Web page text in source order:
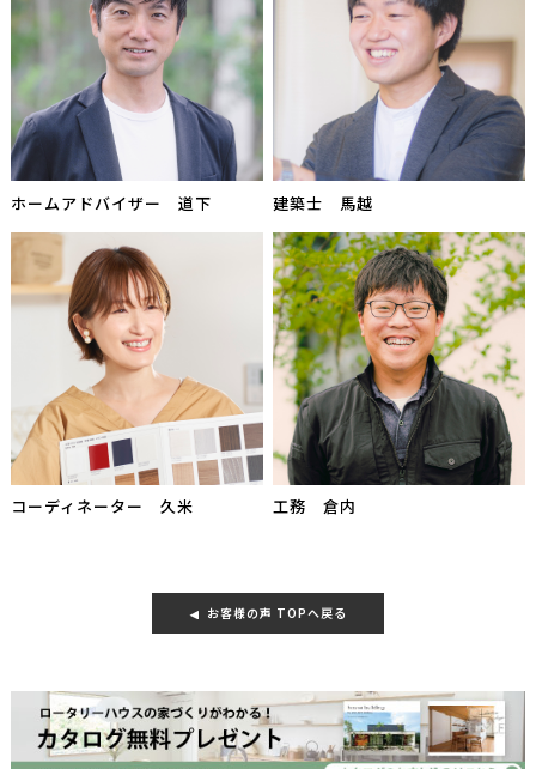
ホームアドバイザー 道下 建築士 馬越
コーディネーター 久米 工務 倉内
お客様の声 TOPへ戻る